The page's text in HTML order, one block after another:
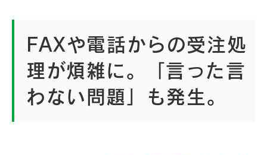
FAXや電話からの受注処
理が煩雑に。「言った言
わない問題」も発生。